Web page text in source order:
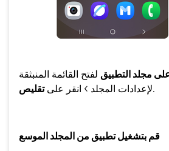
مجلد التطبيق لفتح القائمة المنبثقة
لإعدادات المجلد > انقر على تقليص .
قم بتشغيل تطبيق من المجلد الموسع